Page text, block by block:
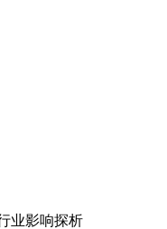
业影响探析